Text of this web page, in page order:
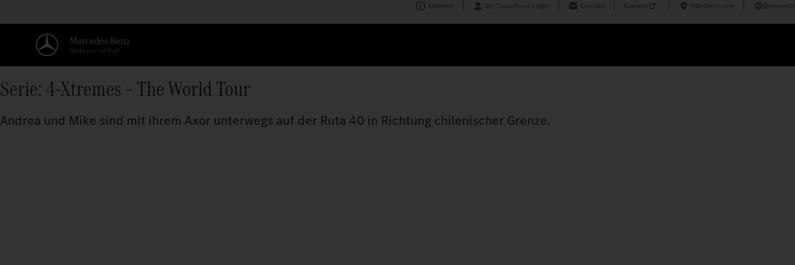
Anbieter My TruckPoint Login Kontakt Karriere Händlersuche Österreich
Serie: 4-Xtremes – The World Tour
Andrea und Mike sind mit ihrem Axor unterwegs auf der Ruta 40 in Richtung chilenischer Grenze.